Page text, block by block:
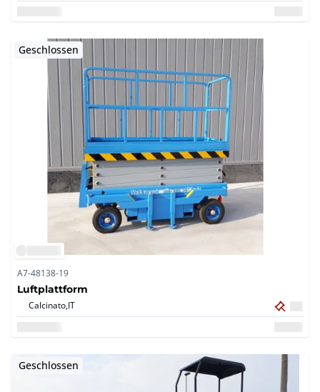
Geschlossen
A7-48138-19
Luftplattform
Calcinato,IT
Geschlossen